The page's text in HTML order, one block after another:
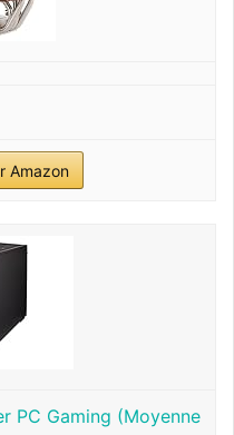
Amazon
PC Gaming (Moyenne